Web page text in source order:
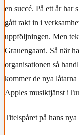
en succé. På ett år har
gått rakt in i
uppföljningen. Men
Grauengaard. Så när
organisationen så
kommer de nya
Apples musiktjänst
Titelspåret på hans